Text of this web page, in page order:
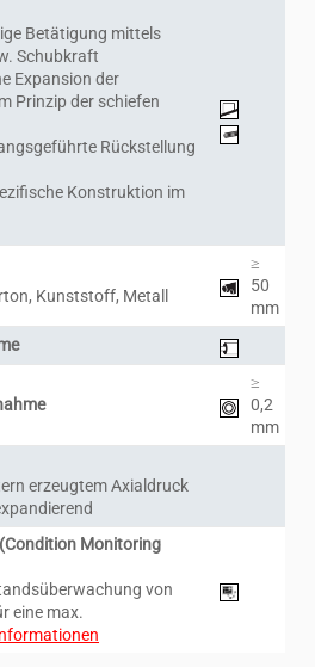
Betätigung mittels
Schubkraft
Expansion der
Prinzip der schiefen
Rückstellung
Konstruktion im
Kunststoff, Metall
≥
50
mm
≥
0,2
mm
erzeugtem Axialdruck
Monitoring
von
eine max.